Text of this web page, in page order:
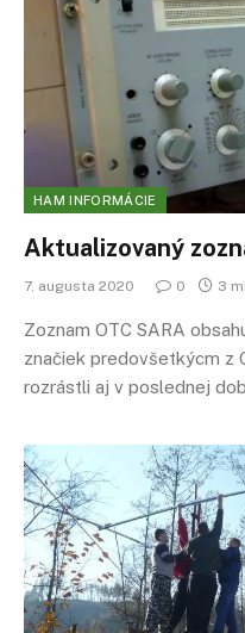
HAM INFORMÁCIE
Aktualizovaný
7. augusta 2020 0 3
Zoznam OTC SARA
značiek predovšetkýcm z
rozrástli aj v poslednej